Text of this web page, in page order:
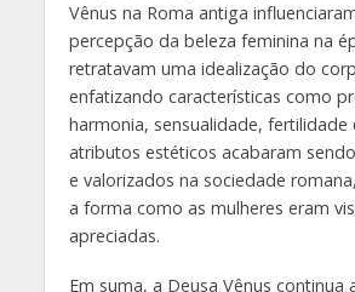
Vênus na Roma antiga
percepção da beleza feminina na
retratavam uma idealização do
enfatizando características como
harmonia, sensualidade, fertilidade
atributos estéticos acabaram
e valorizados na sociedade
a forma como as mulheres eram
apreciadas.
Em suma, a Deusa Vênus continua